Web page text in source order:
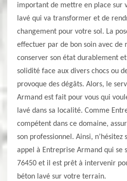
important de mettre en place sur
lavé qui va transformer et de
changement pour votre sol. La
effectuer par de bon soin avec
conserver son état durablement
solidité face aux divers chocs ou
provoque des dégâts. Alors, le
Armand est fait pour vous qui
lavé dans sa localité. Comme
compétent dans ce domaine,
son professionnel. Ainsi,
appel à Entreprise Armand qui se
76450 et il est prêt à intervenir
béton lavé sur votre terrain.